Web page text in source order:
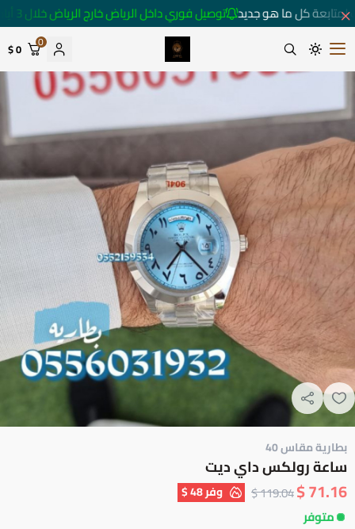
كل ما هو جديد توصيل فوري داخل الرياض خارج الرياض خلال 3 أيام 🚚
متجر ساعات رومانس
0
0 $
بطارية مقاس 40
ساعة رولكس داي ديت
71.16 $
119.04 $ وفر48 $
متوفر